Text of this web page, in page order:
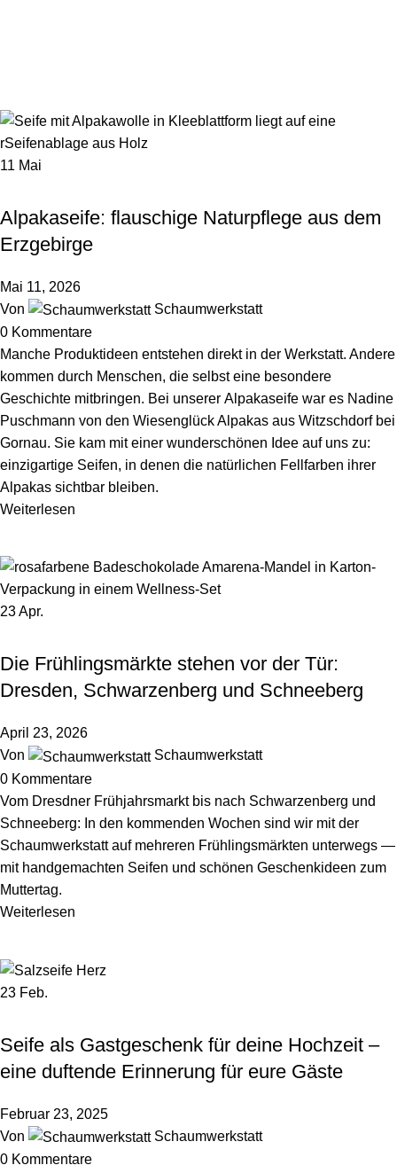
11 Mai
NACHHALTIGKEIT & UMWELT , PFLEGE & WELLNESS
Alpakaseife: flauschige Naturpflege aus dem
Erzgebirge
Mai 11, 2026
Von
Schaumwerkstatt
0 Kommentare
Manche Produktideen entstehen direkt in der Werkstatt. Andere
kommen durch Menschen, die selbst eine besondere
Geschichte mitbringen. Bei unserer Alpakaseife war es Nadine
Puschmann von den Wiesenglück Alpakas aus Witzschdorf bei
Gornau. Sie kam mit einer wunderschönen Idee auf uns zu:
einzigartige Seifen, in denen die natürlichen Fellfarben ihrer
Alpakas sichtbar bleiben.
Weiterlesen
23Apr.
Die Frühlingsmärkte stehen vor der Tür:
Dresden, Schwarzenberg und Schneeberg
April 23, 2026
Von
Schaumwerkstatt
0 Kommentare
Vom Dresdner Frühjahrsmarkt bis nach Schwarzenberg und
Schneeberg: In den kommenden Wochen sind wir mit der
Schaumwerkstatt auf mehreren Frühlingsmärkten unterwegs —
mit handgemachten Seifen und schönen Geschenkideen zum
Muttertag.
Weiterlesen
23 Feb.
Seife als Gastgeschenk für deine Hochzeit –
eine duftende Erinnerung für eure Gäste
Februar 23, 2025
Von
Schaumwerkstatt
0 Kommentare